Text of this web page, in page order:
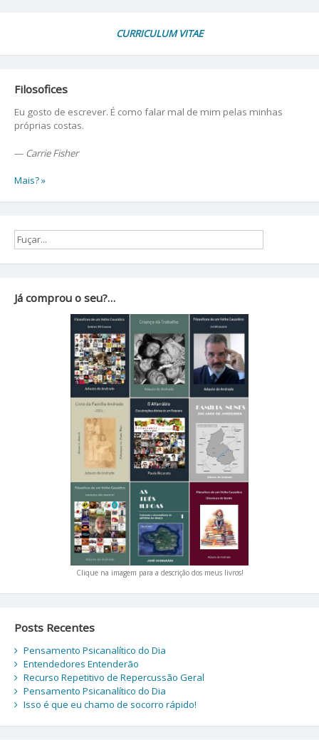
CURRICULUM VITAE
Filosofices
Eu gosto de escrever. É como falar mal de mim pelas minhas
próprias costas.
— Carrie Fisher
Mais? »
Já comprou o seu?…
Clique na imagem para a descrição dos meus livros!
Posts Recentes
Pensamento Psicanalítico do Dia
Entendedores Entenderão
Recurso Repetitivo de Repercussão Geral
Pensamento Psicanalítico do Dia
Isso é que eu chamo de socorro rápido!